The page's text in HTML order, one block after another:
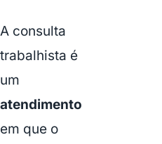
A consulta
trabalhista é
um
atendimento
em que o